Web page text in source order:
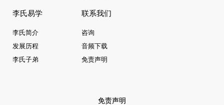
李氏易学
李氏简介
发展历程
李氏子弟
联系我们
咨询
音频下载
免责声明
免责声明